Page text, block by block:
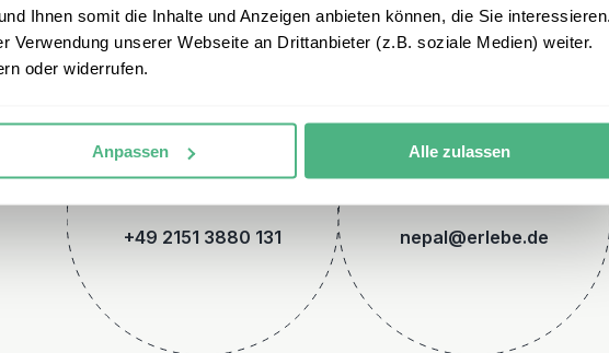
Ihnen somit die Inhalte und Anzeigen anbieten können, die Sie interessieren.
Verwendung unserer Webseite an Drittanbieter (z.B. soziale Medien) weiter.
oder widerrufen.
Anpassen Alle zulassen
Telefon
+49 2151 3880 131
E-Mail
nepal@erlebe.de